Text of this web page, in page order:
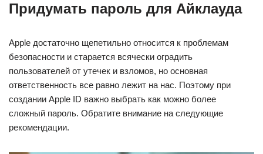
Придумать пароль для Айклауда
Apple достаточно щепетильно относится к проблемам
безопасности и старается всячески оградить
пользователей от утечек и взломов, но основная
ответственность все равно лежит на нас. Поэтому при
создании Apple ID важно выбрать как можно более
сложный пароль. Обратите внимание на следующие
рекомендации.